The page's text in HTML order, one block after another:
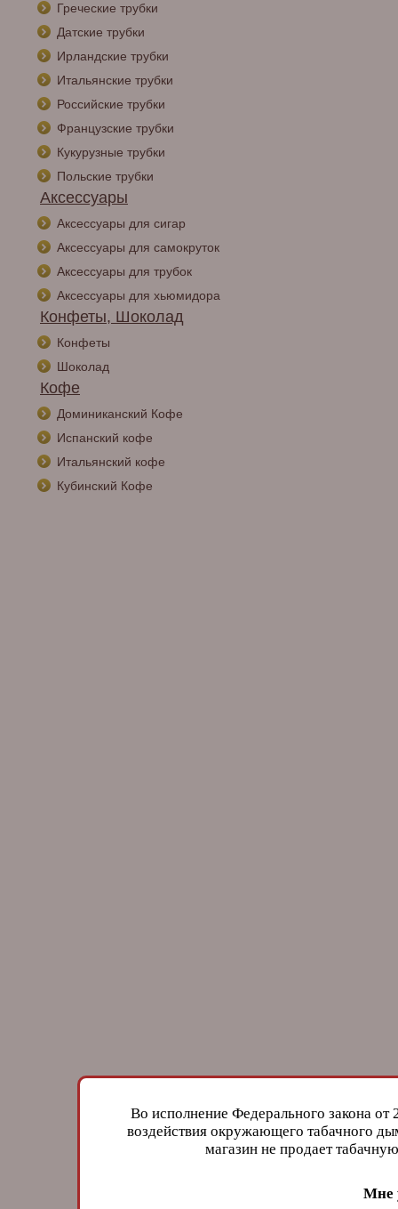
Греческие трубки
Датские трубки
Ирландские трубки
Итальянские трубки
Российские трубки
Французские трубки
Кукурузные трубки
Польские трубки
Аксессуары
Аксессуары для сигар
Аксессуары для самокруток
Аксессуары для трубок
Аксессуары для хьюмидора
Конфеты, Шоколад
Конфеты
Шоколад
Кофе
Доминиканский Кофе
Испанский кофе
Итальянский кофе
Кубинский Кофе
Во исполнение Федерального закона
воздействия окружающего табачного
магазин не продает
Мне